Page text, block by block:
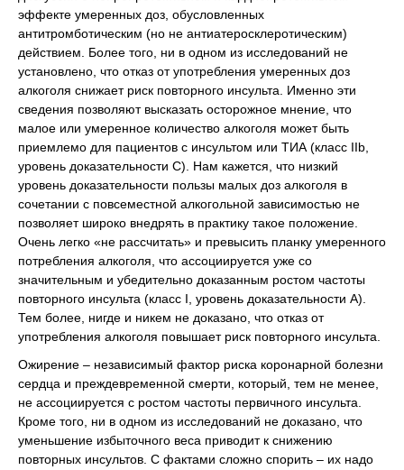
эффекте умеренных доз, обусловленных
антитромботическим (но не антиатеросклеротическим)
действием. Более того, ни в одном из исследований не
установлено, что отказ от употребления умеренных доз
алкоголя снижает риск повторного инсульта. Именно эти
сведения позволяют высказать осторожное мнение, что
малое или умеренное количество алкоголя может быть
приемлемо для пациентов с инсультом или ТИА (класс IIb,
уровень доказательности C). Нам кажется, что низкий
уровень доказательности пользы малых доз алкоголя в
сочетании с повсеместной алкогольной зависимостью не
позволяет широко внедрять в практику такое положение.
Очень легко «не рассчитать» и превысить планку умеренного
потребления алкоголя, что ассоциируется уже со
значительным и убедительно доказанным ростом частоты
повторного инсульта (класс I, уровень доказательности A).
Тем более, нигде и никем не доказано, что отказ от
употребления алкоголя повышает риск повторного инсульта.
Ожирение – независимый фактор риска коронарной болезни
сердца и преждевременной смерти, который, тем не менее,
не ассоциируется с ростом частоты первичного инсульта.
Кроме того, ни в одном из исследований не доказано, что
уменьшение избыточного веса приводит к снижению
повторных инсультов. С фактами сложно спорить – их надо